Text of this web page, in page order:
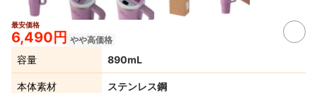
最安価格
6,490円 やや高価格
容量 890mL
本体素材 ステンレス鋼